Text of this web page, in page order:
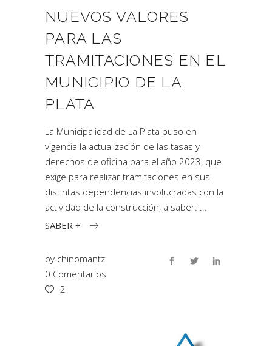
NUEVOS VALORES
PARA LAS
TRAMITACIONES EN EL
MUNICIPIO DE LA
PLATA
La Municipalidad de La Plata puso en
vigencia la actualización de las tasas y
derechos de oficina para el año 2023, que
exige para realizar tramitaciones en sus
distintas dependencias involucradas con la
actividad de la construcción, a saber:
SABER +
by chinomantz
0 Comentarios
2